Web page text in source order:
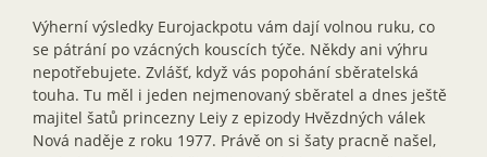
Výherní výsledky Eurojackpotu vám dají volnou ruku, co
se pátrání po vzácných kouscích týče. Někdy ani výhru
nepotřebujete. Zvlášť, když vás popohání sběratelská
touha. Tu měl i jeden nejmenovaný sběratel a dnes ještě
majitel šatů princezny Leiy z epizody Hvězdných válek
Nová naděje z roku 1977. Právě on si šaty pracně našel,